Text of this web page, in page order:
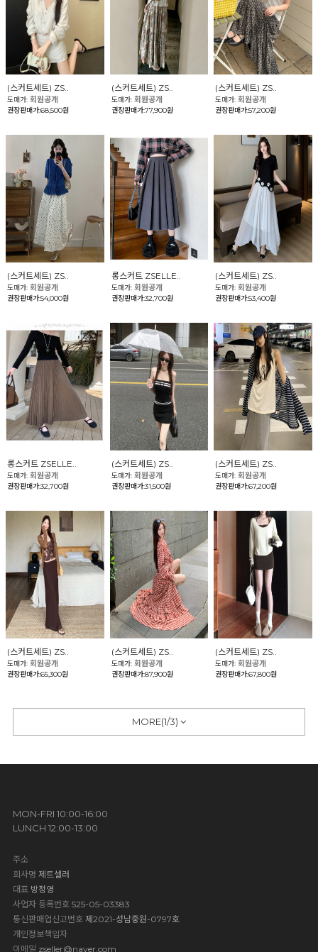
(스커트세트) ZS..
도매가: 회원공개
권장판매가:68,500원
(스커트세트) ZS..
도매가: 회원공개
권장판매가:77,900원
(스커트세트) ZS..
도매가:회원공개
권장판매가:57,200원
(스커트세트) ZS..
도매가: 회원공개
권장판매가:54,000원
롱스커트 ZSELLE..
도매가: 회원공개
권장판매가:32,700원
(스커트세트) ZS..
도매가:회원공개
권장판매가:53,400원
롱스커트 ZSELLE..
도매가: 회원공개
권장판매가:32,700원
(스커트세트) ZS..
도매가: 회원공개
권장판매가:31,500원
(스커트세트) ZS..
도매가:회원공개
권장판매가:67,200원
(스커트세트) ZS..
도매가: 회원공개
권장판매가:65,300원
(스커트세트) ZS..
도매가: 회원공개
권장판매가:87,900원
(스커트세트) ZS..
도매가:회원공개
권장판매가:67,800원
MORE(1/3)
MON-FRI 10:00-16:00
LUNCH 12:00-13:00
주소
회사명 제트셀러
대표방정영
사업자 등록번호 525-05-03383
통신판매업신고번호 제2021-성남중원-0797호
개인정보책임자
이메일 zseller@naver.com